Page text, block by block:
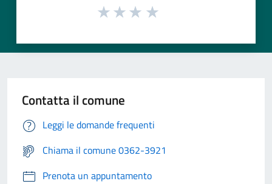
Contatta il comune
Leggi le domande frequenti
Chiama il comune 0362-3921
Prenota un appuntamento